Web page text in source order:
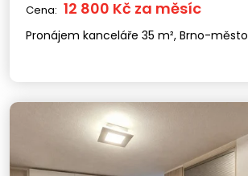
Cena: 12 800 Kč za měsíc
Pronájem kanceláře 35 m², Brno-město